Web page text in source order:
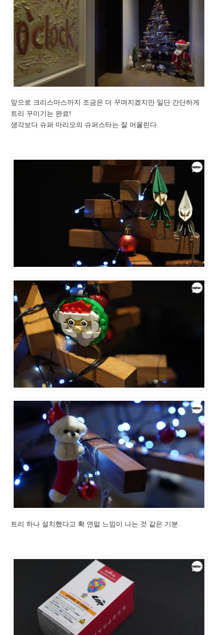
앞으로 크리스마스까지 조금은 더 꾸며지겠지만 일단 간단하게
트리 꾸미기는 완료!
생각보다 슈퍼 마리오의 슈퍼스타는 잘 어울린다.
트리 하나 설치했다고 확 연말 느낌이 나는 것 같은 기분.